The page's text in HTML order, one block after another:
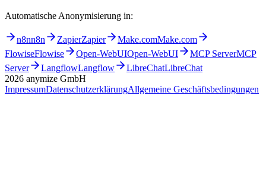
Automatische Anonymisierung in:
n8nn8n ZapierZapier Make.comMake.com
FlowiseFlowise Open-WebUIOpen-WebUI MCP ServerMCP
Server
LangflowLangflow LibreChatLibreChat
2026 anymize GmbH
ImpressumDatenschutzerklärungAllgemeine Geschäftsbedingungen